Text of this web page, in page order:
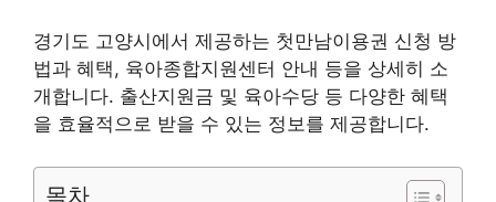
경기도 고양시에서 제공하는 첫만남이용권 신청 방
법과 혜택, 육아종합지원센터 안내 등을 상세히 소
개합니다. 출산지원금 및 육아수당 등 다양한 혜택
을 효율적으로 받을 수 있는 정보를 제공합니다.
목차